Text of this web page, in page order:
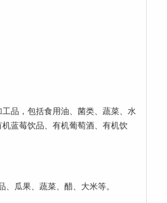
品，包括食用油、菌类、蔬菜、水
蓝莓饮品、有机葡萄酒、有机饮
瓜果、蔬菜、醋、大米等。